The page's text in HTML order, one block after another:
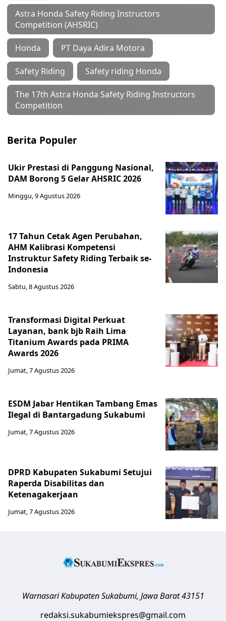
Astra Honda Safety Riding Instructors
Competition (AHSRIC)
Honda PT Daya Adira Motora
Safety Riding Safety riding Honda
The 17th Astra Honda Safety Riding Instructors
Competition
Berita Populer
Ukir Prestasi di Panggung Nasional,
DAM Borong 5 Gelar AHSRIC 2026
Minggu, 9 Agustus 2026
17 Tahun Cetak Agen Perubahan,
AHM Kalibrasi Kompetensi
Instruktur Safety Riding Terbaik se-
Indonesia
Sabtu, 8 Agustus 2026
Transformasi Digital Perkuat
Layanan, bank bjb Raih Lima
Titanium Awards pada PRIMA
Awards 2026
Jumat, 7 Agustus 2026
ESDM Jabar Hentikan Tambang Emas
Ilegal di Bantargadung Sukabumi
Jumat, 7 Agustus 2026
DPRD Kabupaten Sukabumi Setujui
Raperda Disabilitas dan
Ketenagakerjaan
Jumat, 7 Agustus 2026
Warnasari Kabupaten Sukabumi, Jawa Barat 43151
redaksi.sukabumiekspres@gmail.com